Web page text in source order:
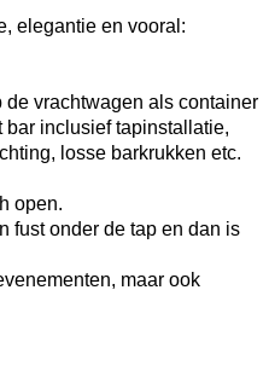
elegantie en vooral:
vrachtwagen als container
bar inclusief tapinstallatie,
losse barkrukken etc.
open.
fust onder de tap en dan is
maar ook